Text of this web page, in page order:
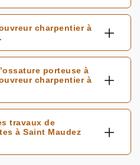
charpentier à
porteuse à
charpentier à
travaux de
à Saint Maudez